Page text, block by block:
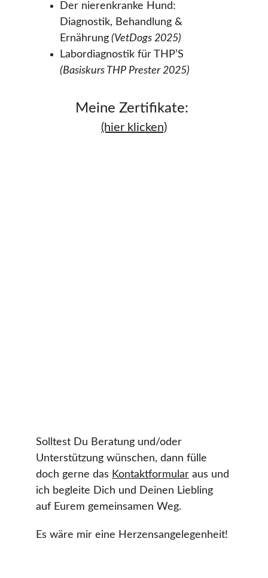
Der nierenkranke Hund:
Diagnostik, Behandlung &
Ernährung (VetDogs 2025)
Labordiagnostik für THP’S
(Basiskurs THP Prester 2025)
Meine Zertifikate:
(hier klicken)
Solltest Du Beratung und/oder
Unterstützung wünschen, dann fülle
doch gerne das Kontaktformular aus und
ich begleite Dich und Deinen Liebling
auf Eurem gemeinsamen Weg.
Es wäre mir eine Herzensangelegenheit!